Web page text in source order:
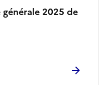
générale 2025 de